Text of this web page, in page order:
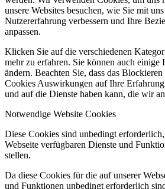
unsere Websites besuchen, wie Sie mit
Nutzererfahrung verbessern und Ihre
anpassen.
Klicken Sie auf die verschiedenen
mehr zu erfahren. Sie können auch einige
ändern. Beachten Sie, dass das
Cookies Auswirkungen auf Ihre Erfahrung
und auf die Dienste haben kann, die wir
Notwendige Website Cookies
Diese Cookies sind unbedingt
Webseite verfügbaren Dienste und
stellen.
Da diese Cookies für die auf unserer
und Funktionen unbedingt erforderlich